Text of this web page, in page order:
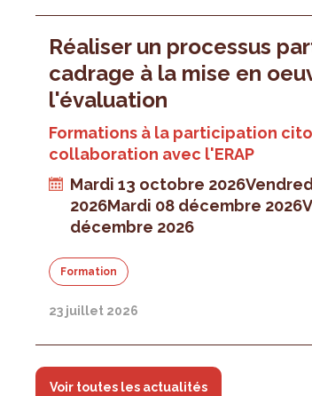
Réaliser un processus
cadrage à la mise en
l'évaluation
Formations à la participation
collaboration avec l'ERAP
Mardi 13 octobre 2026
2026Mardi 08 décembre 2026
décembre 2026
Formation
23 juillet 2026
Voir toutes les actualités